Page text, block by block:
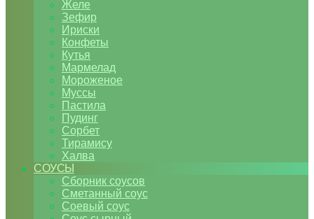
Желе
Зефир
Ириски
Конфеты
Кутья
Мармелад
Мороженое
Муссы
Пастила
Пудинг
Сорбет
Тирамису
Халва
СОУСЫ
Сборник соусов
Сметанный соус
Соевый соус